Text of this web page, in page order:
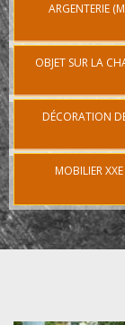
ARGENTERIE
OBJET SUR LA
DÉCORATION
MOBILIER